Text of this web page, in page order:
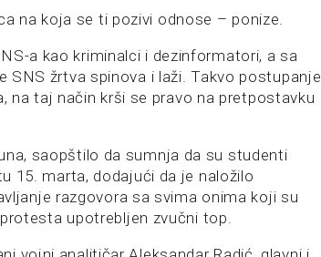
na koja se ti pozivi odnose – ponize.
a kao kriminalci i dezinformatori, a sa
žrtva spinova i laži. Takvo postupanje
na taj način krši se pravo na pretpostavku
saopštilo da sumnja da su studenti
15. marta, dodajući da je naložilo
razgovora sa svima onima koji su
upotrebljen zvučni top.